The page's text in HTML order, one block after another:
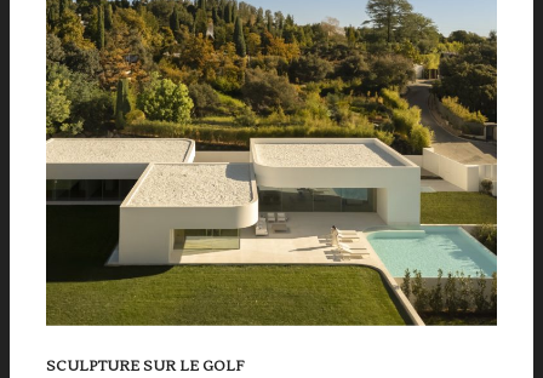
SCULPTURE SUR LE GOLF